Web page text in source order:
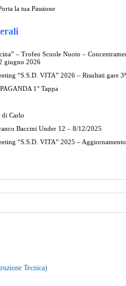
la tua Passione
– Trofeo Scuole Nuoto –
giugno 2026
“S.S.D. VITA” 2026 – Risultati gare
1° Tappa
di Carlo
Baccini Under 12 – 8/12/2025
“S.S.D. VITA” 2025 –
Tecnica)